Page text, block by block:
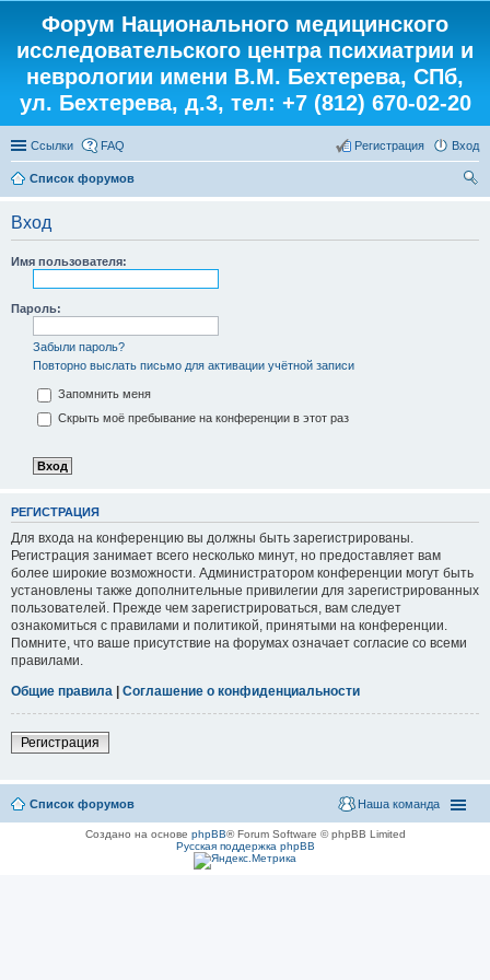
Форум Национального медицинского
исследовательского центра психиатрии и
неврологии имени В.М. Бехтерева, СПб,
ул. Бехтерева, д.3, тел: +7 (812) 670-02-20
Ссылки FAQ Вход
Регистрация
Список форумов
Вход
Имя пользователя:
Пароль:
Забыли пароль?
Повторно выслать письмо для активации учётной записи
Запомнить меня
Скрыть моё пребывание на конференции в этот раз
РЕГИСТРАЦИЯ
Для входа на конференцию вы должны быть зарегистрированы.
Регистрация занимает всего несколько минут, но предоставляет вам
более широкие возможности. Администратором конференции могут быть
установлены также дополнительные привилегии для зарегистрированных
пользователей. Прежде чем зарегистрироваться, вам следует
ознакомиться с правилами и политикой, принятыми на конференции.
Помните, что ваше присутствие на форумах означает согласие со всеми
правилами.
Общие правила | Соглашение о конфиденциальности
Регистрация
Список форумов Наша команда
Создано на основе phpBB® Forum Software © phpBB Limited
Русская поддержка phpBB